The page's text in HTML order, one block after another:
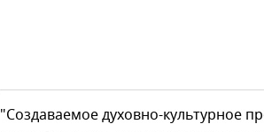
"Создаваемое духовно-культурное